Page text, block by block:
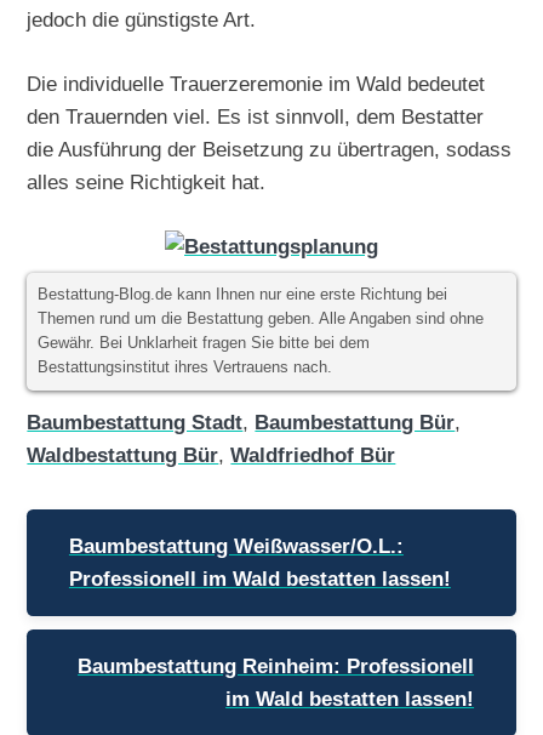
jedoch die günstigste Art.
Die individuelle Trauerzeremonie im Wald bedeutet
den Trauernden viel. Es ist sinnvoll, dem Bestatter
die Ausführung der Beisetzung zu übertragen, sodass
alles seine Richtigkeit hat.
Bestattung-Blog.de kann Ihnen nur eine erste Richtung bei
Themen rund um die Bestattung geben. Alle Angaben sind ohne
Gewähr. Bei Unklarheit fragen Sie bitte bei dem
Bestattungsinstitut ihres Vertrauens nach.
Baumbestattung Stadt, Baumbestattung Bür,
Waldbestattung Bür,Waldfriedhof Bür
Beitragsnavigation
Baumbestattung Weißwasser/O.L.:
Professionell im Wald bestatten lassen!
Baumbestattung Reinheim: Professionell
im Wald bestatten lassen!